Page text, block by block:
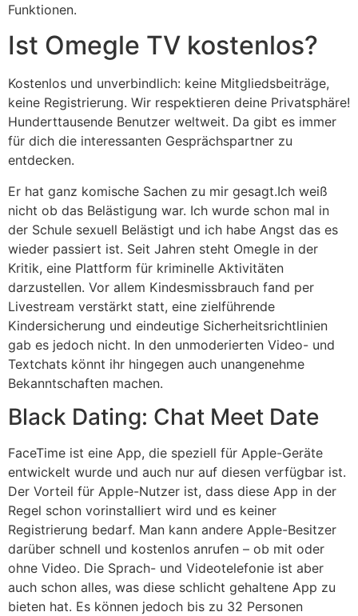
Funktionen.
Ist Omegle TV kostenlos?
Kostenlos und unverbindlich: keine Mitgliedsbeiträge,
keine Registrierung. Wir respektieren deine Privatsphäre!
Hunderttausende Benutzer weltweit. Da gibt es immer
für dich die interessanten Gesprächspartner zu
entdecken.
Er hat ganz komische Sachen zu mir gesagt.Ich weiß
nicht ob das Belästigung war. Ich wurde schon mal in
der Schule sexuell Belästigt und ich habe Angst das es
wieder passiert ist. Seit Jahren steht Omegle in der
Kritik, eine Plattform für kriminelle Aktivitäten
darzustellen. Vor allem Kindesmissbrauch fand per
Livestream verstärkt statt, eine zielführende
Kindersicherung und eindeutige Sicherheitsrichtlinien
gab es jedoch nicht. In den unmoderierten Video- und
Textchats könnt ihr hingegen auch unangenehme
Bekanntschaften machen.
Black Dating: Chat Meet Date
FaceTime ist eine App, die speziell für Apple-Geräte
entwickelt wurde und auch nur auf diesen verfügbar ist.
Der Vorteil für Apple-Nutzer ist, dass diese App in der
Regel schon vorinstalliert wird und es keiner
Registrierung bedarf. Man kann andere Apple-Besitzer
darüber schnell und kostenlos anrufen – ob mit oder
ohne Video. Die Sprach- und Videotelefonie ist aber
auch schon alles, was diese schlicht gehaltene App zu
bieten hat. Es können jedoch bis zu 32 Personen